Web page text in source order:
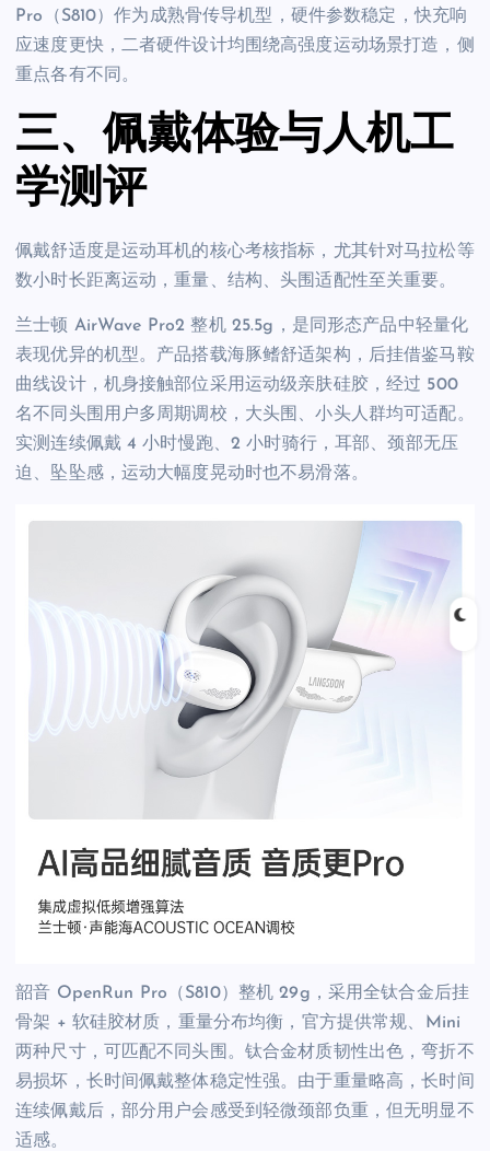
Pro（S810）作为成熟骨传导机型，硬件参数稳定，快充响
应速度更快，二者硬件设计均围绕高强度运动场景打造，侧
重点各有不同。
三、佩戴体验与人机工
学测评
佩戴舒适度是运动耳机的核心考核指标，尤其针对马拉松等
数小时长距离运动，重量、结构、头围适配性至关重要。
兰士顿 AirWave Pro2 整机 25.5g，是同形态产品中轻量化
表现优异的机型。产品搭载海豚鳍舒适架构，后挂借鉴马鞍
曲线设计，机身接触部位采用运动级亲肤硅胶，经过 500
名不同头围用户多周期调校，大头围、小头人群均可适配。
实测连续佩戴 4 小时慢跑、2 小时骑行，耳部、颈部无压
迫、坠坠感，运动大幅度晃动时也不易滑落。
韶音 OpenRun Pro（S810）整机 29g，采用全钛合金后挂
骨架 + 软硅胶材质，重量分布均衡，官方提供常规、Mini
两种尺寸，可匹配不同头围。钛合金材质韧性出色，弯折不
易损坏，长时间佩戴整体稳定性强。由于重量略高，长时间
连续佩戴后，部分用户会感受到轻微颈部负重，但无明显不
适感。